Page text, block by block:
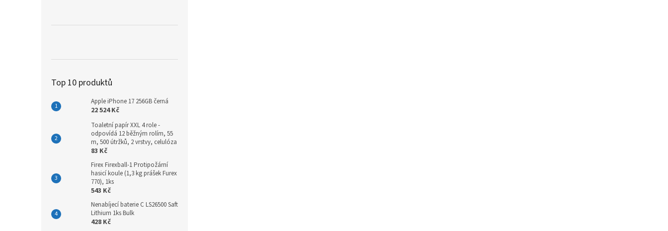
Top 10 produktů
Apple iPhone 17 256GB černá
22 524 Kč
Toaletní papír XXL 4 role -
odpovídá 12 běžným rolím, 55
m, 500 útržků, 2 vrstvy, celulóza
83 Kč
Firex Firexball-1 Protipožární
hasicí koule (1,3 kg prášek Furex
770), 1ks
543 Kč
Nenabíjecí baterie C LS26500 Saft
Lithium 1ks Bulk
428 Kč